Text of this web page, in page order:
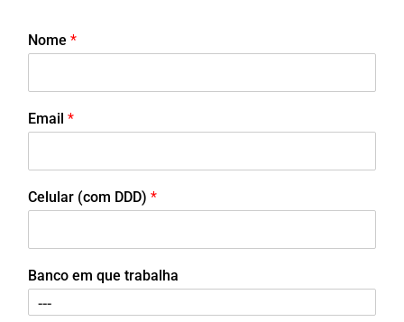
Nome *
Email *
Celular (com DDD) *
Banco em que trabalha